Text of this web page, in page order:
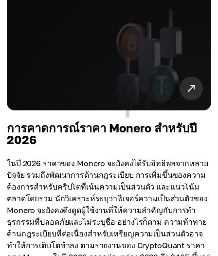
การคาดการณ์ราคา Monero สำหรับปี
2026
ในปี 2026 ราคาของ Monero จะยังคงได้รับอิทธิพลจากหลาย
ปัจจัย รวมถึงพัฒนาการด้านกฎระเบียบ การเพิ่มขึ้นของความ
ต้องการสำหรับคริปโตที่เน้นความเป็นส่วนตัว และแนวโน้ม
ตลาดโดยรวม นักวิเคราะห์ระบุว่าฟีเจอร์ความเป็นส่วนตัวของ
Monero จะยังคงดึงดูดผู้ใช้งานที่ให้ความสำคัญกับการทำ
ธุรกรรมที่ปลอดภัยและไม่ระบุชื่อ อย่างไรก็ตาม ความท้าทาย
ด้านกฎระเบียบที่ต่อเนื่องสำหรับเหรียญความเป็นส่วนตัวอาจ
ทำให้การเติบโตช้าลง ตามรายงานของ CryptoQuant ราคา